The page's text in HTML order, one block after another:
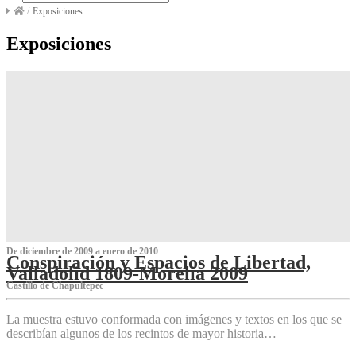
/ Exposiciones
Exposiciones
De diciembre de 2009 a enero de 2010
Conspiración y Espacios de Libertad,
Valladolid 1809-Morelia 2009
Castillo de Chapultepec
La muestra estuvo conformada con imágenes y textos en los que se
describían algunos de los recintos de mayor historia…